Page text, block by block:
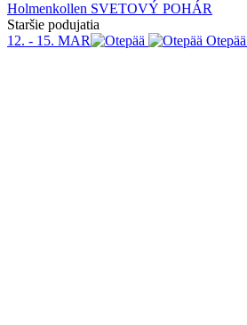
Holmenkollen SVETOVÝ POHÁR
Staršie podujatia
12. - 15. MAR
Otepää